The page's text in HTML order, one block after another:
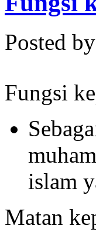
Posted
Fungsi
islam
Matan